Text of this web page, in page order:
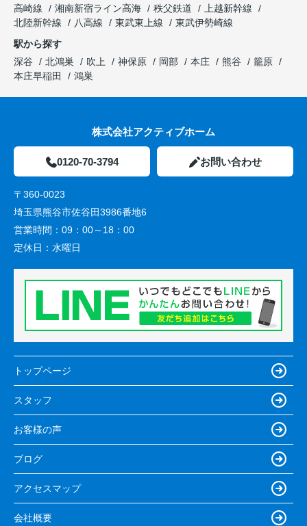
高崎線
湘南新宿ライン高海 秩父鉄道
上越新幹線
北陸新幹線
八高線 東武東上線
東武伊勢崎線
駅から探す
深谷
北鴻巣 吹上 神保原 岡部 本庄 熊谷
籠原
本庄早稲田
鴻巣
株式会社アクティブホーム
0120-70-3794 お問い合わせ
〒360-0023
埼玉県熊谷市佐谷田3986番地6
営業時間： 09：00～18：00
定休日： 水曜日
トップページ
スタッフ
お客様の声
ブログ
アクセスマップ
会社概要